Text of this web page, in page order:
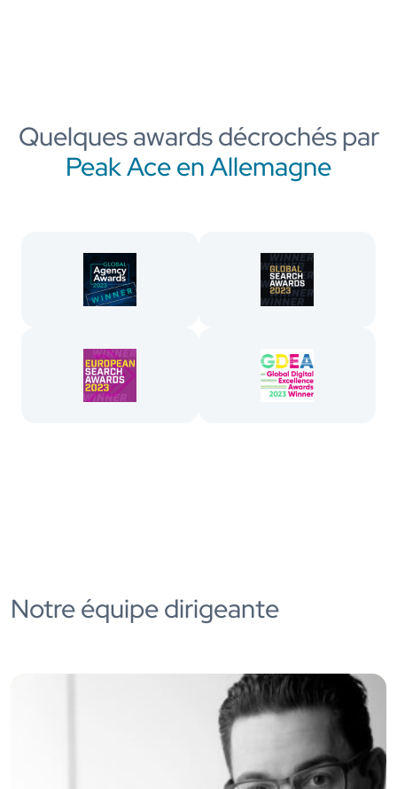
Quelques awards décrochés par
Peak Ace en Allemagne
Notre équipe dirigeante